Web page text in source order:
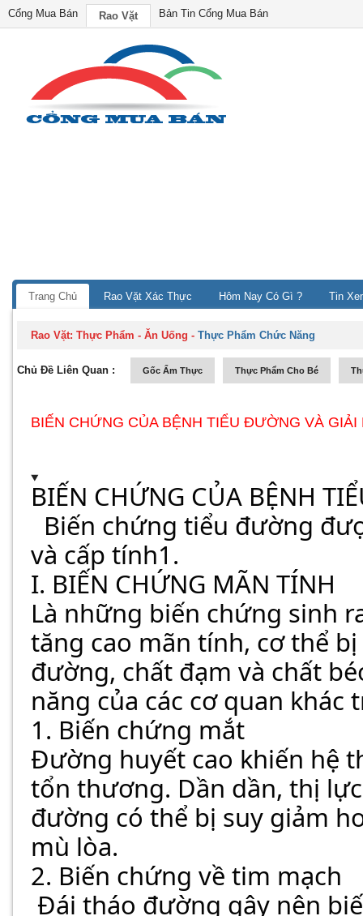
Cổng Mua Bán Rao Vặt Bản Tin Cổng Mua Bán
Trang Chủ Rao Vặt Xác Thực Hôm Nay Có Gì ? Tin
Rao Vặt:Thực Phẩm - Ăn Uống -Thực Phẩm Chức Năng
Chủ Đề Liên Quan : Gốc Ẩm Thực Thực Phẩm Cho Bé
BIẾN CHỨNG CỦA BỆNH TIỂU ĐƯỜNG VÀ GIẢI
BIẾN CHỨNG CỦA BỆNH
và cấp tính1.
I. BIẾN CHỨNG MÃN TÍNH
Là những biến chứng sinh
tăng cao mãn tính, cơ thể
đường, chất đạm và chất
năng của các cơ quan khác
1. Biến chứng mắt
Đường huyết cao khiến hệ
tổn thương. Dần dần, thị
đường có thể bị suy giảm
mù lòa.
2. Biến chứng về tim mạch